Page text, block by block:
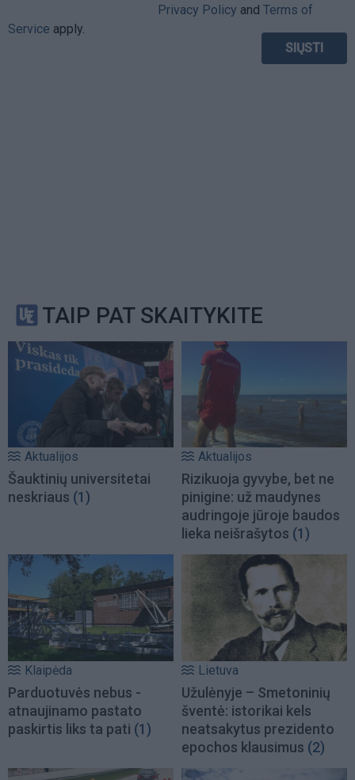
Privacy Policy and Terms of
Service apply.
TAIP PAT SKAITYKITE
Aktualijos
Šauktinių universitetai
neskriaus (1)
Aktualijos
Rizikuoja gyvybe, bet ne
pinigine: už maudynes
audringoje jūroje baudos
lieka neišrašytos (1)
Klaipėda
Parduotuvės nebus -
atnaujinamo pastato
paskirtis liks ta pati (1)
Lietuva
Užulėnyje – Smetoninių
šventė: istorikai kels
neatsakytus prezidento
epochos klausimus (2)